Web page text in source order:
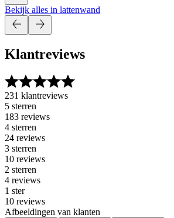
Bekijk alles in lattenwand
Klantreviews
231 klantreviews
5 sterren
183 reviews
4 sterren
24 reviews
3 sterren
10 reviews
2 sterren
4 reviews
1 ster
10 reviews
Afbeeldingen van klanten